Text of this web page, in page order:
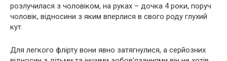
розлучилася з чоловіком, на руках – дочка 4 роки, поруч
чоловік, відносини з яким вперлися в свого роду глухий
кут.
Для легкого флірту вони явно затягнулися, а серйозних